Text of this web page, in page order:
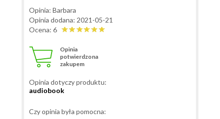
Opinia: Barbara
Opinia dodana: 2021-05-21
Ocena: 6
Opinia
potwierdzona
zakupem
Opinia dotyczy produktu:
audiobook
Czy opinia była pomocna: